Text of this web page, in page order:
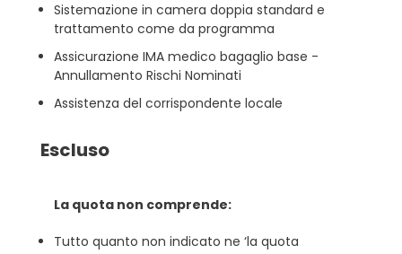
Sistemazione in camera doppia standard e
trattamento come da programma
Assicurazione IMA medico bagaglio base -
Annullamento Rischi Nominati
Assistenza del corrispondente locale
Escluso
La quota non comprende:
Tutto quanto non indicato ne ‘la quota